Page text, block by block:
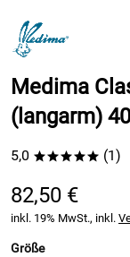
Medima
(langarm)
5,0 ***** (1)
82,50 €
inkl. 19% MwSt., inkl.
Größe